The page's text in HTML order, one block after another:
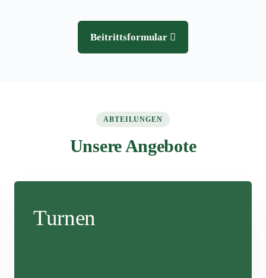
Beitrittsformular
ABTEILUNGEN
Unsere Angebote
Turnen